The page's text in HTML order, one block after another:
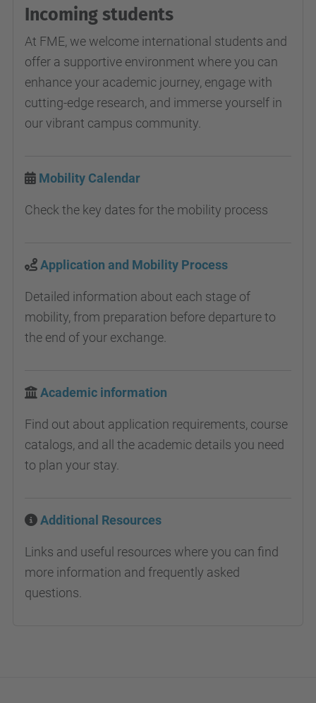
Incoming students
At FME, we welcome international students and
offer a supportive environment where you can
enhance your academic journey, engage with
cutting-edge research, and immerse yourself in
our vibrant campus community.
Mobility Calendar
Check the key dates for the mobility process
Application and Mobility Process
Detailed information about each stage of
mobility, from preparation before departure to
the end of your exchange.
Academic information
Find out about application requirements, course
catalogs, and all the academic details you need
to plan your stay.
Additional Resources
Links and useful resources where you can find
more information and frequently asked
questions.